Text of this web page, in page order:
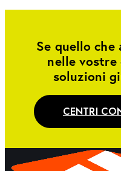
Se quello
nelle vostre
soluzioni
CENTRI